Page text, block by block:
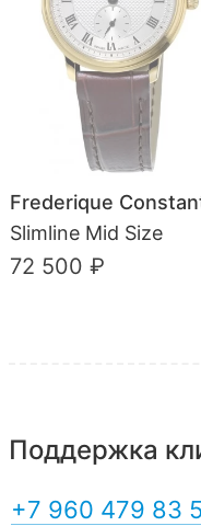
Frederique
Slimline Mid Size
72 500 ₽
Поддержка
+7 960 479 83